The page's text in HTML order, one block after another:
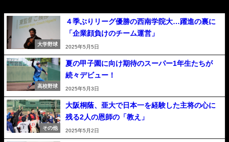
大学野球
４季ぶりリーグ優勝の西南学院大…躍進の裏に
「企業顔負けのチーム運営」
2025年5月5日
高校野球
夏の甲子園に向け期待のスーパー1年生たちが
続々デビュー！
2025年5月3日
その他
大阪桐蔭、亜大で日本一を経験した主将の心に
残る2人の恩師の「教え」
2025年5月2日